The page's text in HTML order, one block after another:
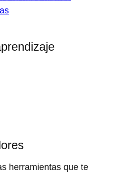
herramientas que te